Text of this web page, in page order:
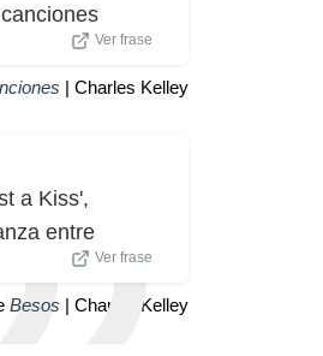
Ver frase
| Charles Kelley
a Kiss',
entre
Ver frase
Besos | Charles Kelley